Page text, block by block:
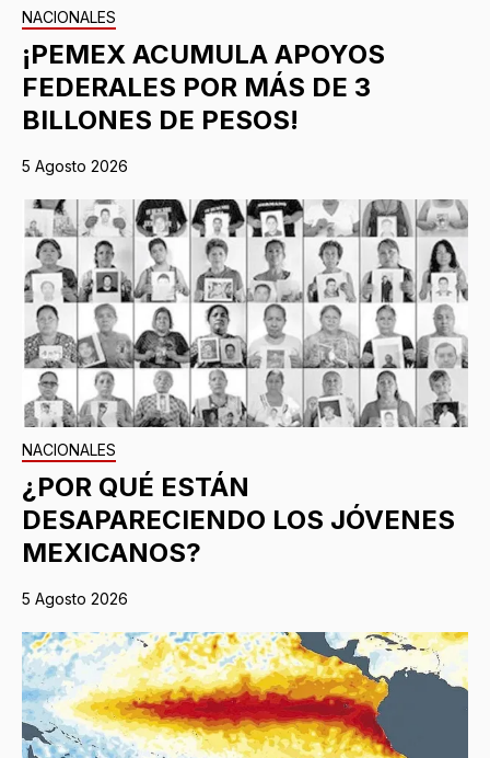
NACIONALES
¡PEMEX ACUMULA APOYOS
FEDERALES POR MÁS DE 3
BILLONES DE PESOS!
5 Agosto 2026
NACIONALES
¿POR QUÉ ESTÁN
DESAPARECIENDO LOS JÓVENES
MEXICANOS?
5 Agosto 2026